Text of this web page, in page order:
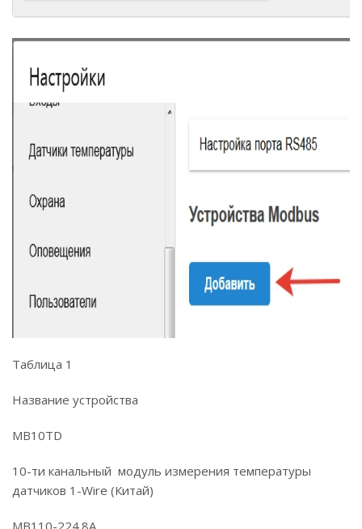
Таблица 1
Название устройства
MB10TD
10-ти канальный модуль измерения температуры
датчиков 1-Wire (Китай)